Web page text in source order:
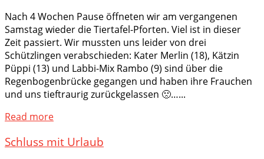
Nach 4 Wochen Pause öffneten wir am vergangenen
Samstag wieder die Tiertafel-Pforten. Viel ist in dieser
Zeit passiert. Wir mussten uns leider von drei
Schützlingen verabschieden: Kater Merlin (18), Kätzin
Püppi (13) und Labbi-Mix Rambo (9) sind über die
Regenbogenbrücke gegangen und haben ihre Frauchen
und uns tieftraurig zurückgelassen 🙁…...
Read more
Schluss mit Urlaub